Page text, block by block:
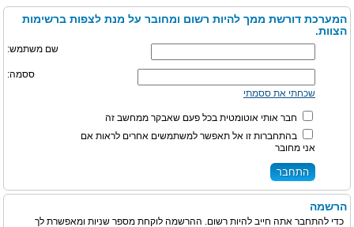
המערכת דורשת ממך להיות רשום ומחובר על מנת לצפות ברשימות
הצוות.
שם משתמש:
ססמה:
שכחתי את ססמתי
חבר אותי אוטומטית בכל פעם שאבקר ממחשב זה
בהתחברות זו אל תאפשר למשתמשים אחרים לראות אם
אני מחובר
הרשמה
כדי להתחבר אתה חייב להיות רשום. ההרשמה לוקחת מספר שניות ומאפשרת לך